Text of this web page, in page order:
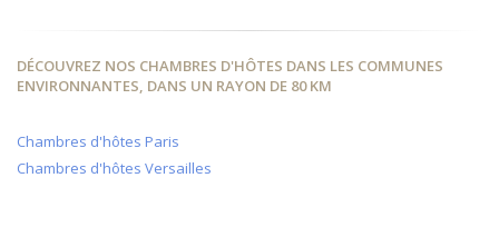
DÉCOUVREZ NOS CHAMBRES D'HÔTES DANS LES COMMUNES
ENVIRONNANTES, DANS UN RAYON DE 80 KM
Chambres d'hôtes Paris
Chambres d'hôtes Versailles